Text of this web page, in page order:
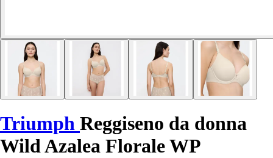
Triumph Reggiseno da donna
Wild Azalea Florale WP